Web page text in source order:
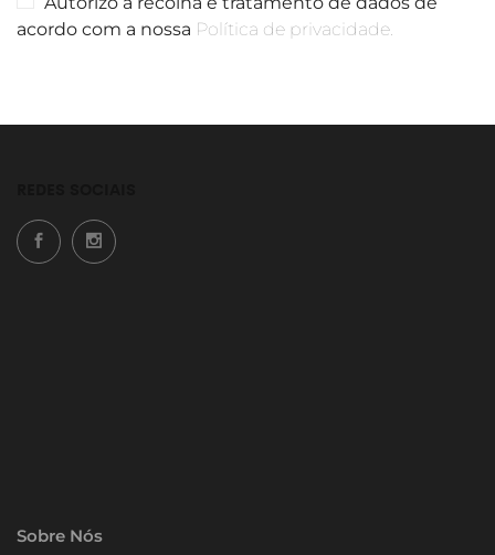
acordo com a nossa Política de privacidade.
Sobre Nós